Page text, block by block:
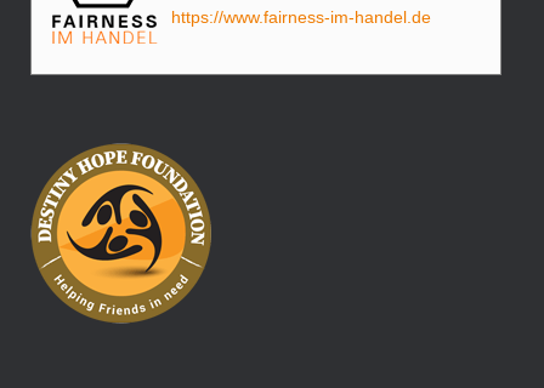
https://www.fairness-im-handel.de